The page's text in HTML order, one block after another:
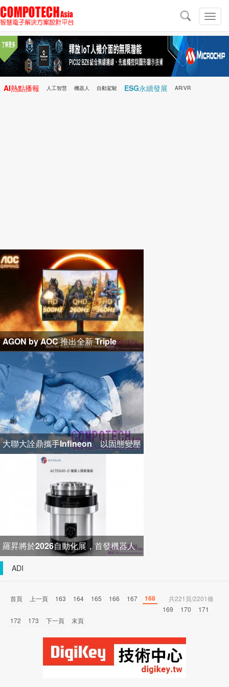
切
換
導
航
AI熱點播報 人工智慧 機器人 自動駕駛 ESG永續發展 AR/VR
AGON by AOC 推出全新 Triple
Refresh Rate 電競顯示器
大聯大詮鼎攜手Infineon 以固態變壓
器打造高效配電新架構
羅昇將於2026自動化展，首發機器人
關節模組 布局機器人與精密
ADI
共221頁/2201條
首頁 上一頁 163 164 165 166 167 168
169 170
171
172
173 下一頁 末頁